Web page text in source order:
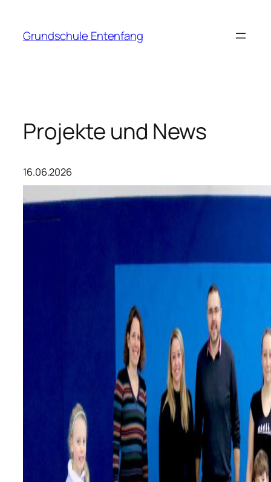
springen
Grundschule Entenfang
Projekte und News
16.06.2026